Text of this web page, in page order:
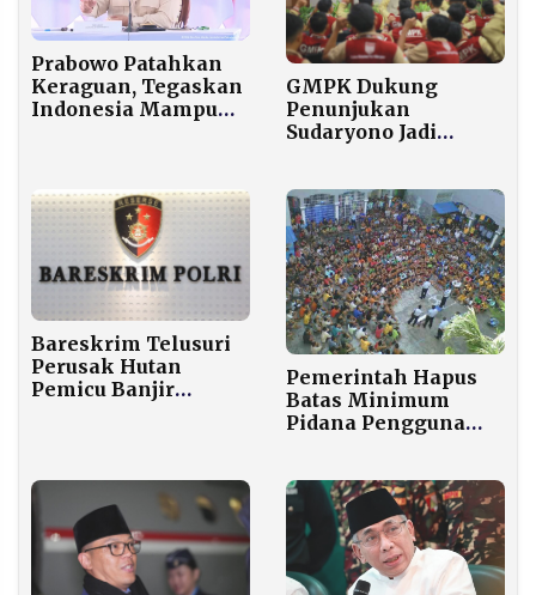
Prabowo Patahkan
Keraguan, Tegaskan
Indonesia Mampu
GMPK Dukung
Penunjukan
Sudaryono Jadi
Perbaikan Tata
Kelola MBG
Bareskrim Telusuri
Perusak Hutan
Pemicu Banjir
Pemerintah Hapus
Batas Minimum
Pidana Pengguna